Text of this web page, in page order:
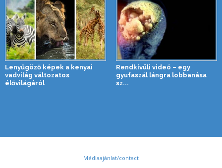
Lenyűgöző képek a kenyai
vadvilág változatos
élővilágáról
Rendkívüli videó – egy
gyufaszál lángra lobbanása
sz...
Médiaajánlat/contact